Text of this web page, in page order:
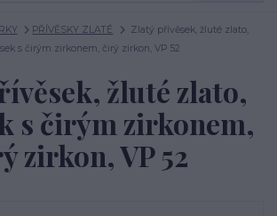
PŘÍVĚSKY ZLATÉ
Zlatý přívěsek, žluté zlato,
s čirým zirkonem, čirý zirkon, VP 52
žluté zlato,
s čirým zirkonem,
zirkon, VP 52